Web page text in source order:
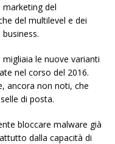
marketing del
del multilevel e dei
le nuove varianti
nel corso del 2016.
ancora non noti, che
di posta.
bloccare malware già
dalla capacità di